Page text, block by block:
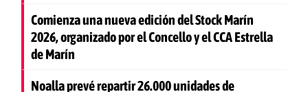
Comienza una nueva edición del Stock Marín
2026, organizado por el Concello y el CCA Estrella
de Marín
Noalla prevé repartir 26.000 unidades de